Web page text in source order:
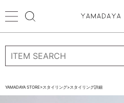
ログイン
YAMADAYA STORE>スタイリング>スタイリング詳細